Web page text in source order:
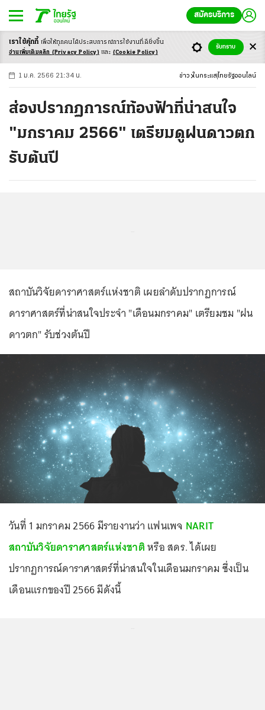
สมัครบริการ
-ก ก ก+
1 ม.ค. 2566 21:34 น. ข่าว ในกระแส ไทยรัฐออนไลน์
ส่องปรากฏการณ์ท้องฟ้าที่น่าสนใจ
"มกราคม 2566" เตรียมดูฝนดาวตก
รับต้นปี
สถาบันวิจัยดาราศาสตร์แห่งชาติ เผยลำดับปรากฏการณ์
ดาราศาสตร์ที่น่าสนใจประจำ "เดือนมกราคม" เตรียมชม "ฝน
ดาวตก" รับช่วงต้นปี
วันที่ 1 มกราคม 2566 มีรายงานว่า แฟนเพจ NARIT
สถาบันวิจัยดาราศาสตร์แห่งชาติหรือ สดร. ได้เผย
ปรากฏการณ์ดาราศาสตร์ที่น่าสนใจในเดือนมกราคม ซึ่งเป็น
เดือนแรกของปี 2566 มีดังนี้
เราใช้คุ้กกี้ เพื่อให้ทุกคนได้ประสบการณ์การใช้งานที่ดียิ่งขึ้น
อ่านเพิ่มเติมคลิก (Privacy Policy) และ (Cookie Policy)
รับทราบ